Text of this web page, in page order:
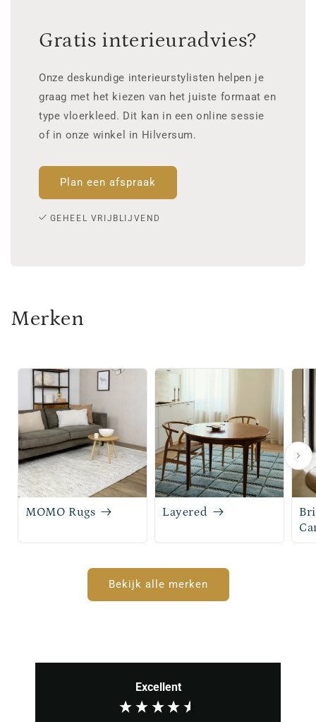
Gratis interieuradvies?
Onze deskundige interieurstylisten helpen je
graag met het kiezen van het juiste formaat en
type vloerkleed. Dit kan in een online sessie
of in onze winkel in Hilversum.
Plan een afspraak
GEHEEL VRIJBLIJVEND
Merken
MOMO Rugs Layered
Bekijk alle merken
Excellent